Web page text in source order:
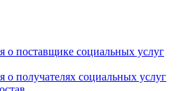
о поставщике социальных услуг
получателях социальных услуг